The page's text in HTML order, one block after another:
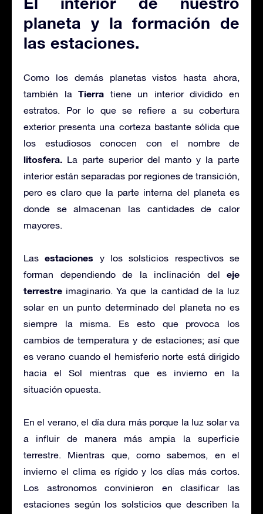
planeta y la formación de
las estaciones.
Como los demás planetas vistos hasta ahora,
también laTierra tiene un interior dividido en
estratos. Por lo que se refiere a su cobertura
exterior presenta una corteza bastante sólida que
los estudiosos conocen con el nombre de
litosfera. La parte superior del manto y la parte
interior están separadas por regiones de transición,
pero es claro que la parte interna del planeta es
donde se almacenan las cantidades de calor
mayores.
Lasestaciones y los solsticios respectivos se
forman dependiendo de la inclinación del eje
terrestre imaginario. Ya que la cantidad de la luz
solar en un punto determinado del planeta no es
siempre la misma. Es esto que provoca los
cambios de temperatura y de estaciones; así que
es verano cuando el hemisferio norte está dirigido
hacia el Sol mientras que es invierno en la
situación opuesta.
En el verano, el día dura más porque la luz solar va
a influir de manera más ampia la superficie
terrestre. Mientras que, como sabemos, en el
invierno el clima es rígido y los días más cortos.
Los astronomos convinieron en clasificar las
estaciones según los solsticios que describen la